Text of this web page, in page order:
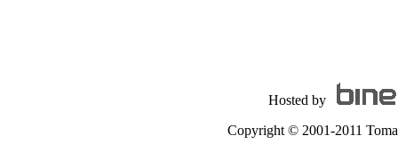
Hosted by
Copyright © 2001-2011